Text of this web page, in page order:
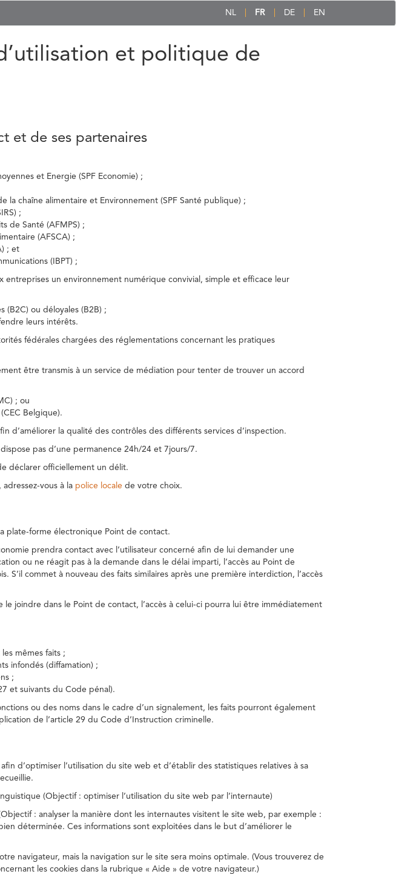
NL FR DE EN
et politique de
et de ses partenaires
et Energie (SPF Economie) ;
la chaîne alimentaire et Environnement (SPF Santé publique) ;
;
de Santé (AFMPS) ;
(AFSCA) ;
; et
(IBPT) ;
entreprises un environnement numérique convivial, simple et efficace leur
(B2C) ou déloyales (B2B) ;
leurs intérêts.
fédérales chargées des réglementations concernant les pratiques
être transmis à un service de médiation pour tenter de trouver un accord
; ou
Belgique).
d’améliorer la qualité des contrôles des différents services d’inspection.
pas d’une permanence 24h/24 et 7jours/7.
déclarer officiellement un délit.
vous à la police locale de votre choix.
plate-forme électronique Point de contact.
prendra contact avec l’utilisateur concerné afin de lui demander une
ou ne réagit pas à la demande dans le délai imparti, l’accès au Point de
commet à nouveau des faits similaires après une première interdiction, l’accès
joindre dans le Point de contact, l’accès à celui-ci pourra lui être immédiatement
mêmes faits ;
infondés (diffamation) ;
;
et suivants du Code pénal).
ou des noms dans le cadre d’un signalement, les faits pourront également
de l’article 29 du Code d’Instruction criminelle.
d’optimiser l’utilisation du site web et d’établir des statistiques relatives à sa
(Objectif : optimiser l’utilisation du site web par l’internaute)
: analyser la manière dont les internautes visitent le site web, par exemple :
déterminée. Ces informations sont exploitées dans le but d’améliorer le
navigateur, mais la navigation sur le site sera moins optimale. (Vous trouverez de
les cookies dans la rubrique « Aide » de votre navigateur.)